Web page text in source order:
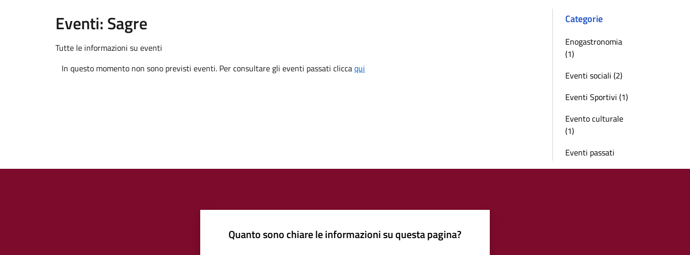
Eventi: Sagre
Tutte le informazioni su eventi
In questo momento non sono previsti eventi. Per consultare gli eventi passati cliccaqui
Categorie
Enogastronomia
(1)
Eventi sociali (2)
Eventi Sportivi (1)
Evento culturale
(1)
Eventi passati
Quanto sono chiare le informazioni su questa pagina?